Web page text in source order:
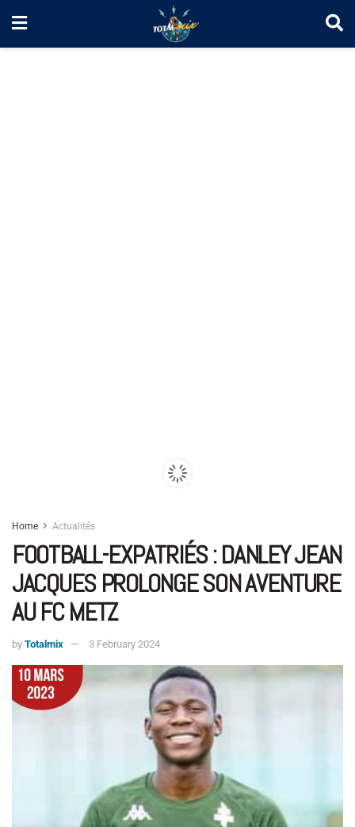
Home Actualités
FOOTBALL-EXPATRIÉS : DANLEY JEAN
JACQUES PROLONGE SON AVENTURE
AU FC METZ
by Totalmix 3 February 2024